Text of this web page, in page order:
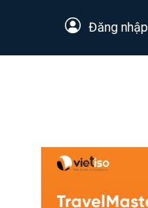
Đăng nhập